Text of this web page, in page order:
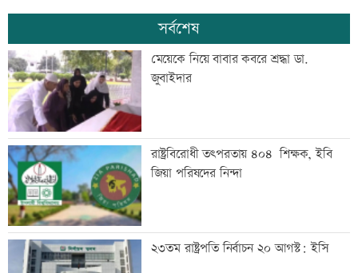
সর্বশেষ
মেয়েকে নিয়ে বাবার কবরে শ্রদ্ধা ডা.
জুবাইদার
রাষ্ট্রবিরোধী তৎপরতায় ৪০৪ শিক্ষক, ইবি
জিয়া পরিষদের নিন্দা
২৩তম রাষ্ট্রপতি নির্বাচন ২০ আগস্ট: ইসি